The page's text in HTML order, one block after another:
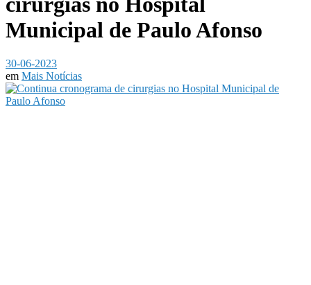
Municipal de Paulo Afonso
30-06-2023
em Mais Notícias